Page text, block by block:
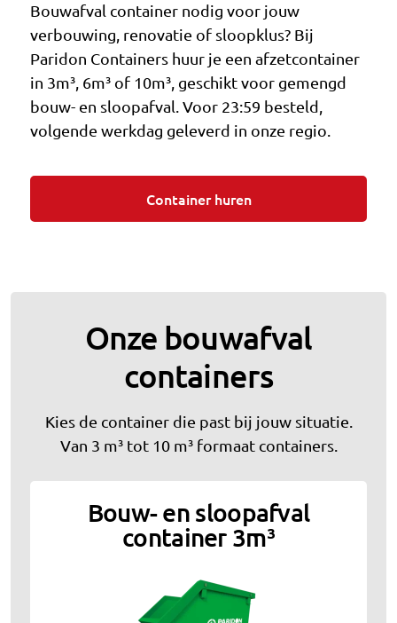
Bouwafval container nodig voor jouw
verbouwing, renovatie of sloopklus? Bij
Paridon Containers huur je een afzetcontainer
in 3m³, 6m³ of 10m³, geschikt voor gemengd
bouw- en sloopafval. Voor 23:59 besteld,
volgende werkdag geleverd in onze regio.
Container huren
Onze bouwafval
containers
Kies de container die past bij jouw situatie.
Van 3 m³ tot 10 m³ formaat containers.
Bouw- en sloopafval
container 3m³